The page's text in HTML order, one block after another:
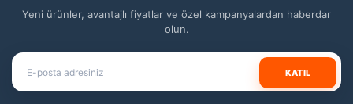
Yeni ürünler, avantajlı fiyatlar ve özel kampanyalardan haberdar
olun.
KATIL